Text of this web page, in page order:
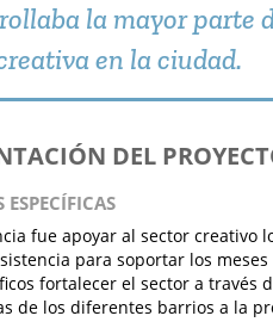
la mayor parte
en la ciudad.
DEL
fue apoyar al sector creativo
para soportar los
fortalecer el sector a través
de los diferentes barrios a la